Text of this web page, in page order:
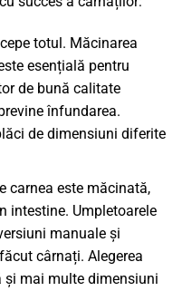
totul. Măcinarea
esențială pentru
de bună calitate
înfundarea.
de dimensiuni diferite
carnea este măcinată,
intestine. Umpletoarele
manuale și
cârnați. Alegerea
și mai multe dimensiuni